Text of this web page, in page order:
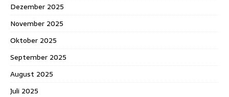
Dezember 2025
November 2025
Oktober 2025
September 2025
August 2025
Juli 2025